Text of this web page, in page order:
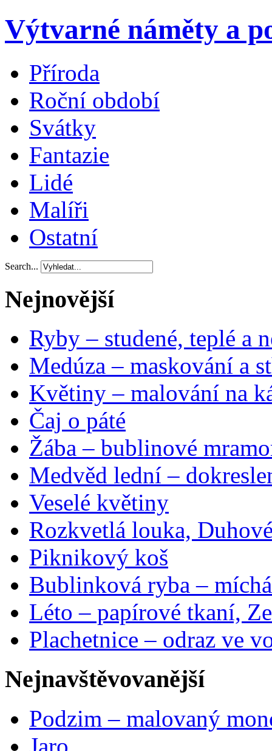
Výtvarné náměty a
Příroda
Roční období
Svátky
Fantazie
Lidé
Malíři
Ostatní
Search...
Nejnovější
Ryby – studené, teplé a
Medúza – maskování a
Květiny – malování na
Čaj o páté
Žába – bublinové
Medvěd lední –
Veselé květiny
Rozkvetlá louka,
Piknikový koš
Bublinková ryba –
Léto – papírové tkaní,
Plachetnice – odraz ve
Nejnavštěvovanější
Podzim – malovaný
Jaro